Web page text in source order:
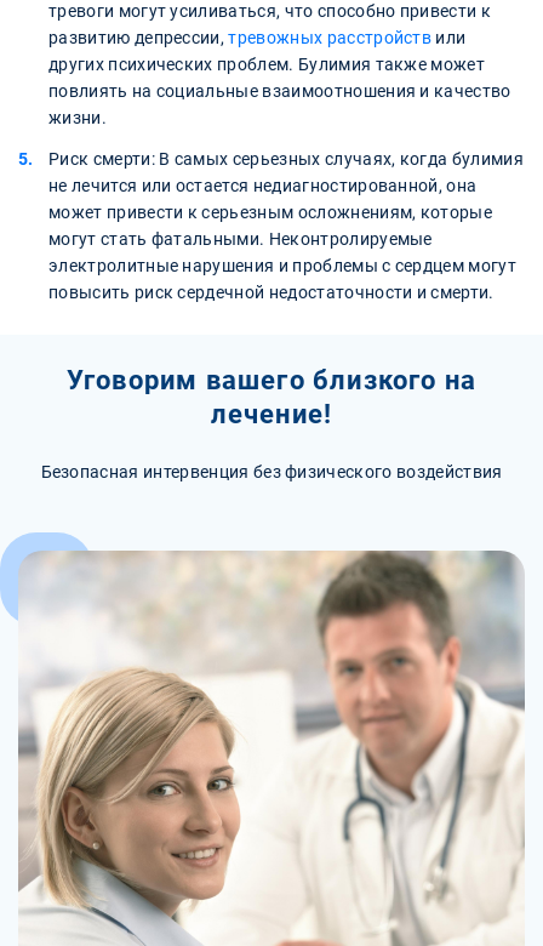
тревоги могут усиливаться, что способно привести к
развитию депрессии,тревожных расстройств или
других психических проблем. Булимия также может
повлиять на социальные взаимоотношения и качество
жизни.
Риск смерти: В самых серьезных случаях, когда булимия
не лечится или остается недиагностированной, она
может привести к серьезным осложнениям, которые
могут стать фатальными. Неконтролируемые
электролитные нарушения и проблемы с сердцем могут
повысить риск сердечной недостаточности и смерти.
Уговорим вашего близкого на
лечение!
Безопасная интервенция без физического воздействия